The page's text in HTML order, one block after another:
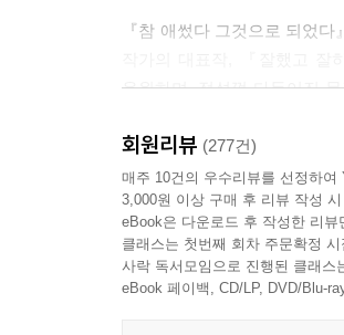
누군가에게 빛이자 바다인
당신은 충분히 강한 사람이나
상황을 바꿀 용기가 있지 않
--- 「걱정 벌레」 중에서
우리 모두는 미숙한 걸음마로
건넨 작은 응원은 언젠가의
『참 애썼다 그것으로 되었
응원하며, 정성껏 다듬어진
미래를 긍정하며 다독이는 위
“우리가 평생 알고 지내지 못
것만 같다고. 또 해낼 수 없더
현재가 불안하다고 해서 미
회원리뷰 (277건)
매주 10건의 우수리뷰를 선정하
3,000원 이상 구매 후 리뷰 작성 시
eBook은 다운로드 후 작성한 리
클래스는 첫번째 회차 주문확정
사락 독서모임으로 진행된 클래
eBook 페이백, CD/LP, DVD/Blu-